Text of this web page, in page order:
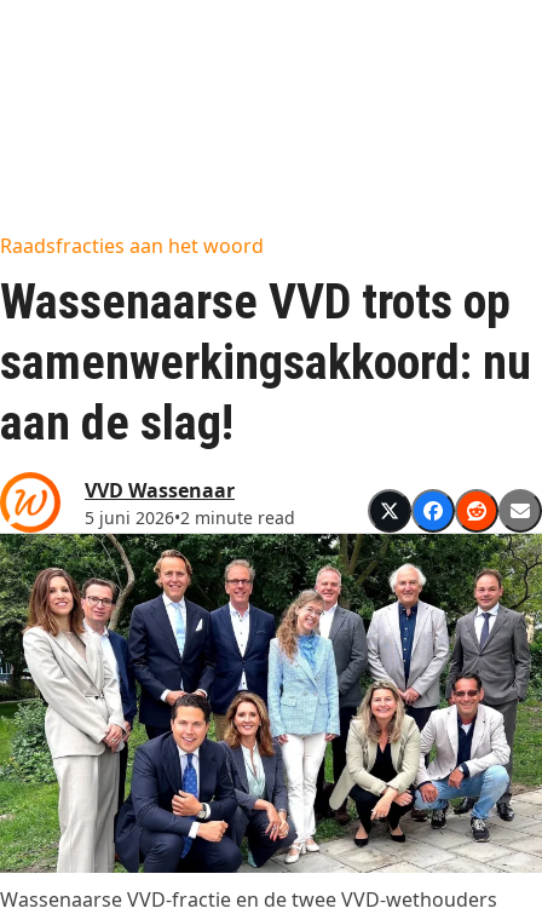
Raadsfracties aan het woord
Wassenaarse VVD trots op
samenwerkingsakkoord: nu
aan de slag!
VVD Wassenaar
5 juni 2026•2 minute read
Wassenaarse VVD-fractie en de twee VVD-wethouders